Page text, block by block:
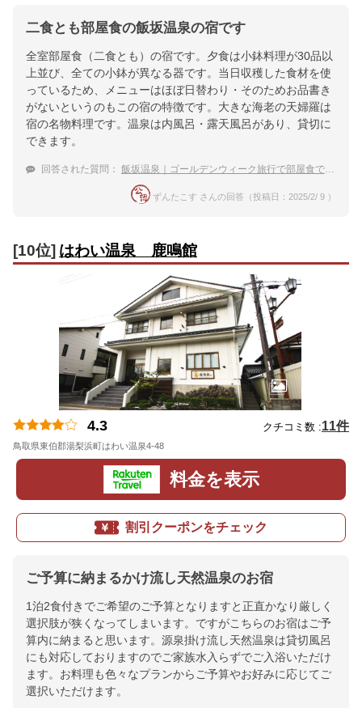
二食とも部屋食の飯坂温泉の宿です
全室部屋食（二食とも）の宿です。夕食は小鉢料理が30品以
上並び、全ての小鉢が異なる器です。当日収穫した食材を使
っているため、メニューはほぼ日替わり・そのためお品書き
がないというのもこの宿の特徴です。大きな海老の天婦羅は
宿の名物料理です。温泉は内風呂・露天風呂があり、貸切に
できます。
回答された質問： 飯坂温泉｜ゴールデンウィーク旅行で部屋食できる温泉宿
ずんたこす さんの回答（投稿日：2025/2/ 9 ）
[10位] はわい温泉 鹿鳴館
4.3 クチコミ数 :11件
鳥取県東伯郡湯梨浜町はわい温泉4-48
料金を表示
割引クーポンをチェック
ご予算に納まるかけ流し天然温泉のお宿
1泊2食付きでご希望のご予算となりますと正直かなり厳しく
選択肢が狭くなってしまいます。ですがこちらのお宿はご予
算内に納まると思います。源泉掛け流し天然温泉は貸切風呂
にも対応しておりますのでご家族水入らずでご入浴いただけ
ます。お料理も色々なプランからご予算やお好みに応じてご
選択いただけます。